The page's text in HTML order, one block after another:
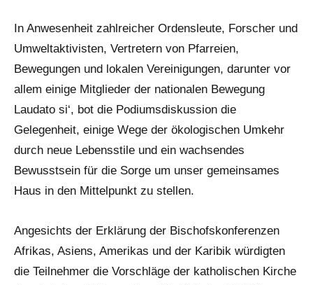
In Anwesenheit zahlreicher Ordensleute, Forscher und
Umweltaktivisten, Vertretern von Pfarreien,
Bewegungen und lokalen Vereinigungen, darunter vor
allem einige Mitglieder der nationalen Bewegung
Laudato si‘, bot die Podiumsdiskussion die
Gelegenheit, einige Wege der ökologischen Umkehr
durch neue Lebensstile und ein wachsendes
Bewusstsein für die Sorge um unser gemeinsames
Haus in den Mittelpunkt zu stellen.
Angesichts der Erklärung der Bischofskonferenzen
Afrikas, Asiens, Amerikas und der Karibik würdigten
die Teilnehmer die Vorschläge der katholischen Kirche